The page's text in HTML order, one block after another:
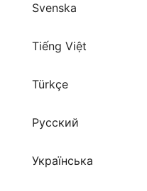
Svenska
Tiếng Việt
Türkçe
Русский
Українська